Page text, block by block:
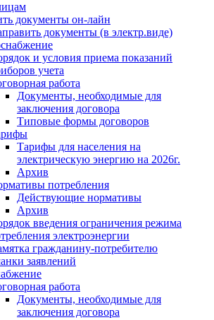
документы он-лайн
документы (в электр.виде)
и условия приема показаний
учета
работа
Документы, необходимые для
заключения договора
Типовые формы договоров
Тарифы для населения на
электрическую энергию на 2026г.
Архив
потребления
Действующие нормативы
Архив
введения ограничения режима
электроэнергии
гражданину-потребителю
заявлений
работа
Документы, необходимые для
заключения договора